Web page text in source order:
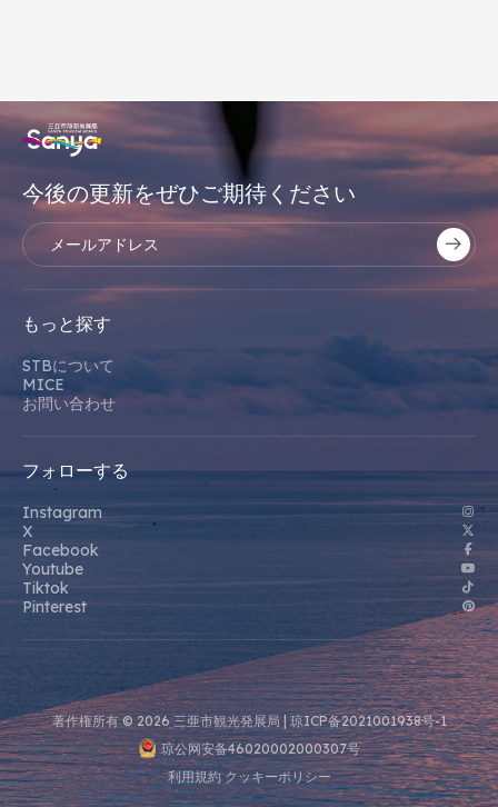
今後の更新をぜひご期待ください
もっと探す
STBについて
MICE
お問い合わせ
フォローする
Instagram
X
Facebook
Youtube
Tiktok
Pinterest
著作権所有 © 2026 三亜市観光発展局 | 琼ICP备2021001938号-1
琼公网安备46020002000307号
利用規約クッキーポリシー